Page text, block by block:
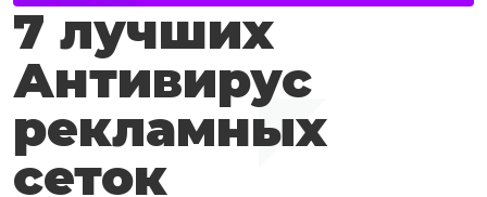
7 лучших
Антивирус
рекламных
сеток